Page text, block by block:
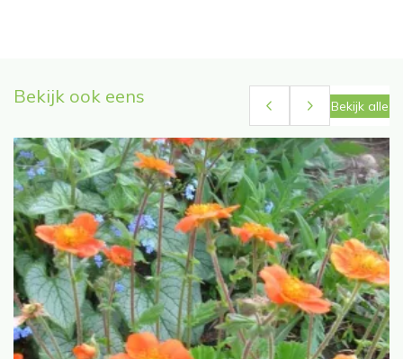
Bekijk ook eens Bekijk alle